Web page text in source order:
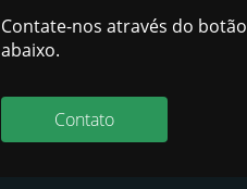
Contate-nos através do botão
abaixo.
Contato